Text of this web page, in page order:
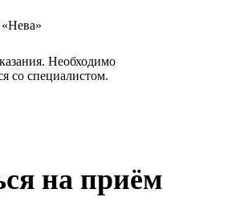
Необходимо
со специалистом.
на приём